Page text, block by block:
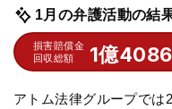
1月の弁護活動の結
損害賠償金
回収総額
1億4086
アトム法律グループでは